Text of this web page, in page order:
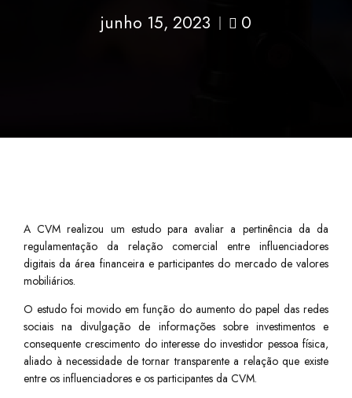
junho 15, 2023 0
A CVM realizou um estudo para avaliar a pertinência da da
regulamentação da relação comercial entre influenciadores
digitais da área financeira e participantes do mercado de valores
mobiliários.
O estudo foi movido em função do aumento do papel das redes
sociais na divulgação de informações sobre investimentos e
consequente crescimento do interesse do investidor pessoa física,
aliado à necessidade de tornar transparente a relação que existe
entre os influenciadores e os participantes da CVM.